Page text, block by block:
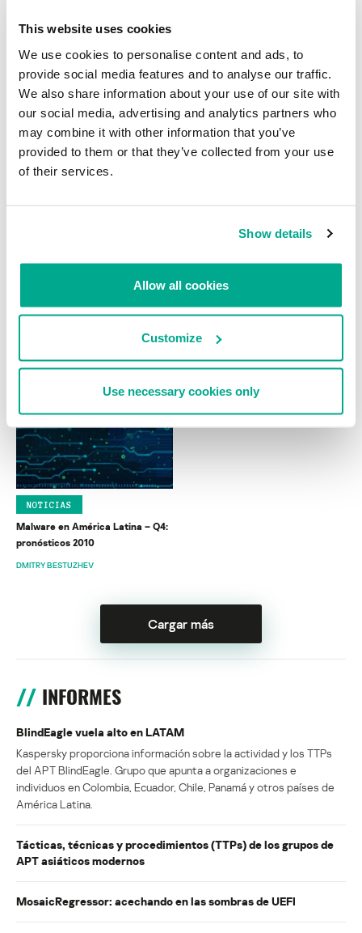
This website uses cookies
We use cookies to personalise content and ads, to
provide social media features and to analyse our traffic.
We also share information about your use of our site with
our social media, advertising and analytics partners who
may combine it with other information that you’ve
provided to them or that they’ve collected from your use
of their services.
Show details
Allow all cookies
Customize
Use necessary cookies only
Cibercriminales roban donaciones
a las víctimas de Haití
El spam en diciembre de 2009
MARIA NAMESTNIKOVA
Google amenaza con retirarse de
China por ser usado para espiar a
Martes de parches: enero de 2010
NOTICIAS
Malware en América Latina – Q4:
pronósticos 2010
DMITRY BESTUZHEV
Cargar más
INFORMES
BlindEagle vuela alto en LATAM
Kaspersky proporciona información sobre la actividad y los TTPs
del APT BlindEagle. Grupo que apunta a organizaciones e
individuos en Colombia, Ecuador, Chile, Panamá y otros países de
América Latina.
Tácticas, técnicas y procedimientos (TTPs) de los grupos de
APT asiáticos modernos
MosaicRegressor: acechando en las sombras de UEFI